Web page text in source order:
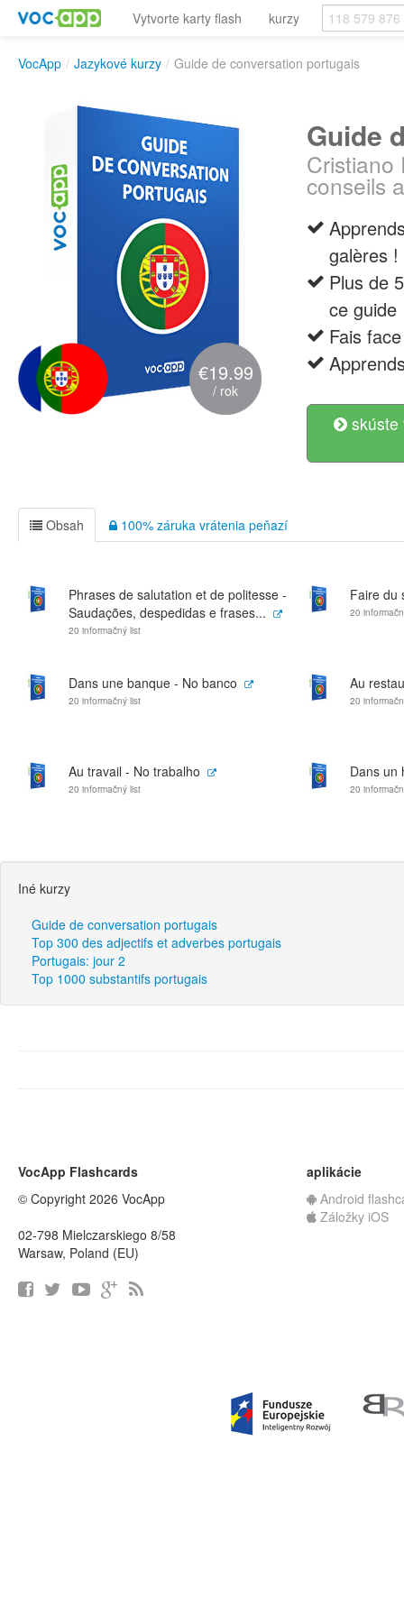
Vytvorte karty flash kurzy
VocApp / Jazykové kurzy / Guide de conversation portugais
€19.99
/ rok
Guide
Cristiano
conseils
galères !
Plus de
ce guide
Fais
skúste
Obsah 100% záruka vrátenia peňazí
Phrases de salutation et de politesse -
Saudações, despedidas e frases...
20 informačný list
Faire du
20
Dans une banque - No banco
20 informačný list
Au
20
Au travail - No trabalho
20 informačný list
Dans un
20
Iné kurzy
Guide de conversation portugais
Top 300 des adjectifs et adverbes portugais
Portugais: jour 2
Top 1000 substantifs portugais
VocApp Flashcards
© Copyright 2026 VocApp
02-798 Mielczarskiego 8/58
Warsaw, Poland (EU)
aplikácie
Android
Záložky iOS